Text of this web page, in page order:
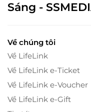
Sáng -
Về chúng tôi
Về LifeLink
Về LifeLink e-Ticket
Về LifeLink e-Voucher
Về LifeLink e-Gift